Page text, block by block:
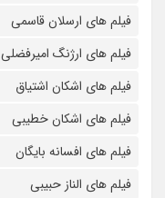
فیلم های ارسلان قاسمی
فیلم های ارژنگ امیرفضلی
فیلم های اشکان اشتیاق
فیلم های اشکان خطیبی
فیلم های افسانه بایگان
فیلم های الناز حبیبی